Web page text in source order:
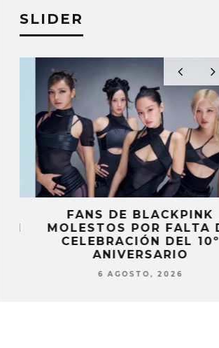
SLIDER
FANS DE BLACKPINK
MOLESTOS POR FALTA DE
CELEBRACIÓN DEL 10º
ANIVERSARIO
6 AGOSTO, 2026